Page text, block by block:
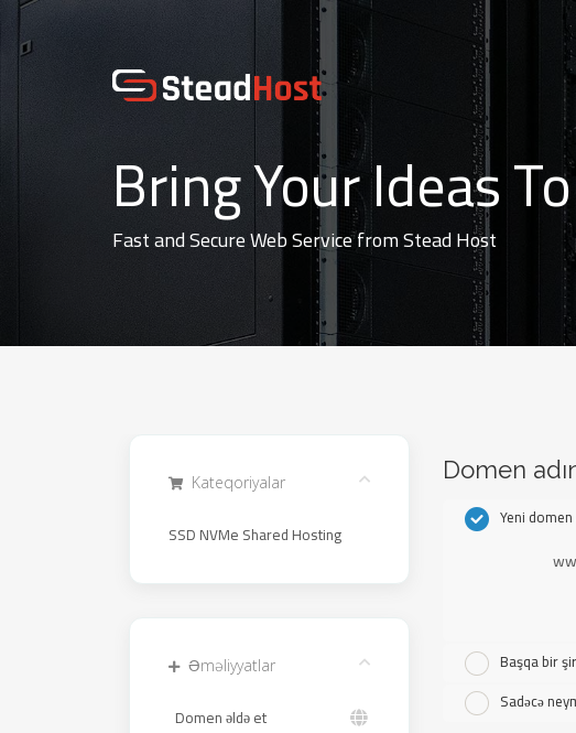
Bring Your Ideas
Fast and Secure Web Service from Stead Host
Kateqoriyalar
SSD NVMe Shared Hosting
Əməliyyatlar
Domen əldə et
Domen
Yeni
Başqa bir
Sadəcə